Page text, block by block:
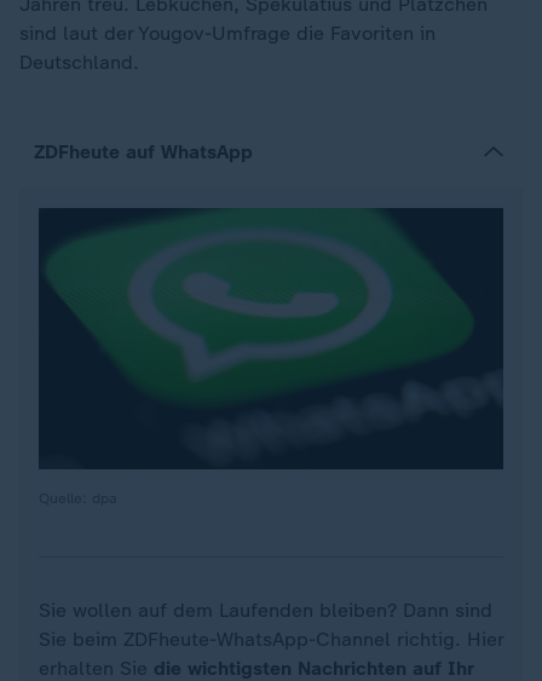
sind laut der Yougov-Umfrage die Favoriten in
Deutschland.
ZDFheute auf WhatsApp
Sie wollen auf dem Laufenden bleiben? Dann sind
Sie beim ZDFheute-WhatsApp-Channel richtig. Hier
erhalten Sie die wichtigsten Nachrichten auf Ihr